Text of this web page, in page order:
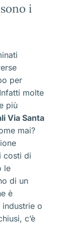
i
per
molte
più
Via Santa
mai?
costi di
le
di un
è
o
c’è